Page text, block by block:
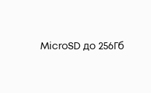
MicroSD до 256Гб